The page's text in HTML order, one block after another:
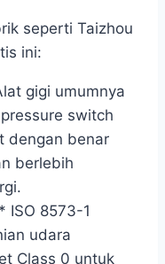
seperti Taizhou
ini:
gigi umumnya
switch
dengan benar
berlebih
ISO 8573-1
udara
Class 0 untuk